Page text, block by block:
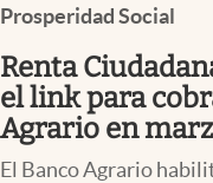
Colombia
Prosperidad Social
Renta
el link para
Agrario en
El Banco Agrario